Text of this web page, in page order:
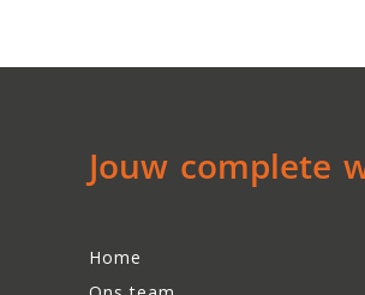
Jouw complete
Home